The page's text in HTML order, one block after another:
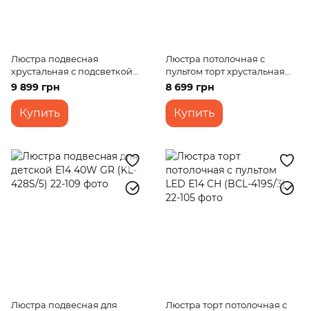
Люстра подвесная
хрустальная с подсветкой
LED E14 40W WH (BCL-
9 899 грн
Купить
Люстра потолочная с
пультом торт хрустальная
E14 40W WH (BCL-626C/9)
8 699 грн
Купить
Люстра подвесная для
Люстра торт потолочная с